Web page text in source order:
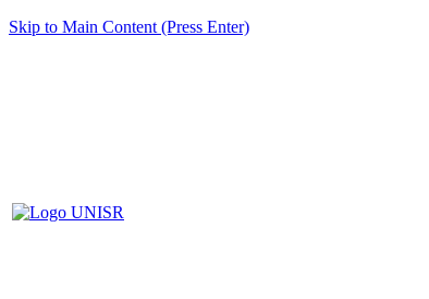
Skip to Main Content (Press Enter)